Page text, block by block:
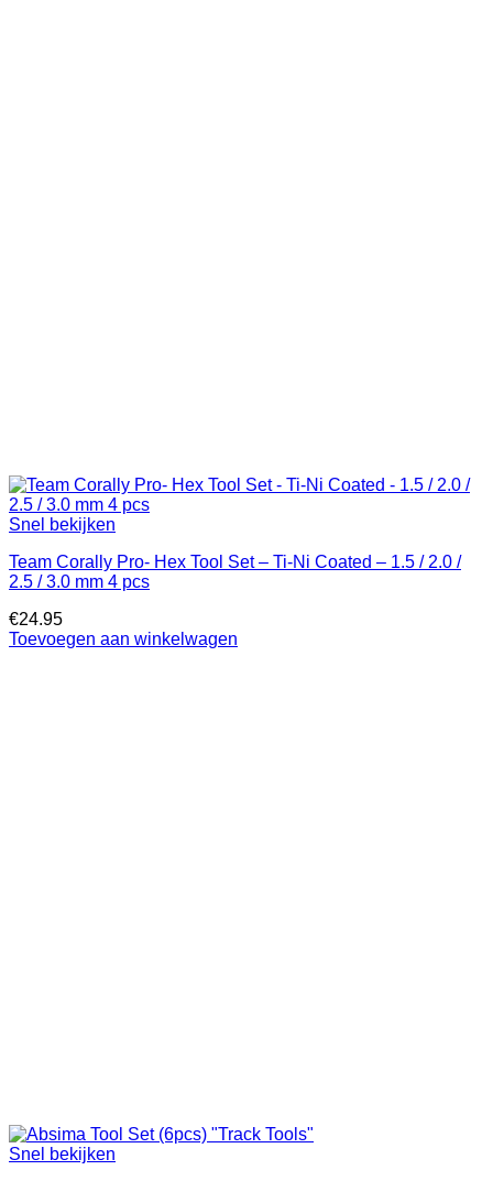
Snel bekijken
Team Corally Pro- Hex Tool Set – Ti-Ni Coated – 1.5 / 2.0 /
2.5 / 3.0 mm 4 pcs
€24.95
Toevoegen aan winkelwagen
Snel bekijken